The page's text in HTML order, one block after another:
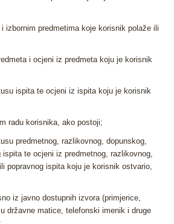
izbornim predmetima koje korisnik polaže ili
i ocjeni iz predmeta koju je korisnik
ispita te ocjeni iz ispita koju je korisnik
radu korisnika, ako postoji;
predmetnog, razlikovnog, dopunskog,
ispita te ocjeni iz predmetnog, razlikovnog,
popravnog ispita koju je korisnik ostvario,
iz javno dostupnih izvora (primjerice,
državne matice, telefonski imenik i druge